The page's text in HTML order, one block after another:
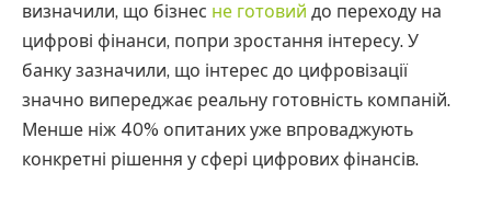
визначили, що бізнес не готовий до переходу на
цифрові фінанси, попри зростання інтересу. У
банку зазначили, що інтерес до цифровізації
значно випереджає реальну готовність компаній.
Менше ніж 40% опитаних уже впроваджують
конкретні рішення у сфері цифрових фінансів.